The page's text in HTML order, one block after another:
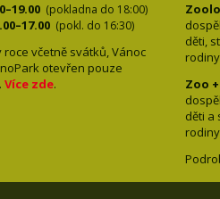
(pokladna do 18:00)
(pokl. do 16:30)
roce včetně svátků, Vánoc
otevřen pouze
Více zde.
děti,
Zoo
děti